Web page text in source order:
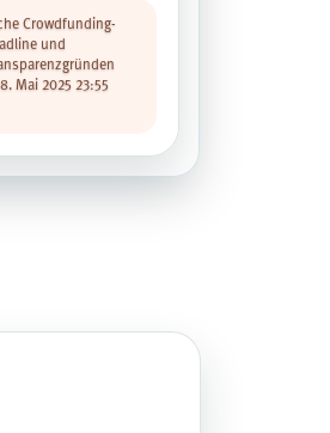
Crowdfunding-
und
Mai 2025 23:55